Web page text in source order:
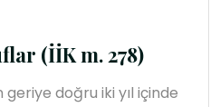
(İİK m. 278)
doğru iki yıl içinde